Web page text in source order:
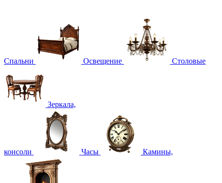
Спальни Освещение Столовые
Зеркала,
консоли Часы Камины,